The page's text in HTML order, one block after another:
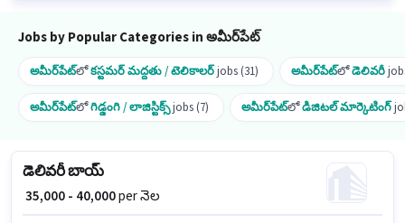
Jobs by Popular Categories in అమీర్‌పేట్
అమీర్‌పేట్లోకస్టమర్ మద్దతు / టెలికాలర్jobs (31) అమీర్‌పేట్లోడెలివరీ
అమీర్‌పేట్లోగిడ్డంగి / లాజిస్టిక్స్jobs (7) అమీర్‌పేట్లోడిజిటల్ మార్కెటింగ్
డెలివరీ బాయ్
₹ 35,000 - 40,000per నెల